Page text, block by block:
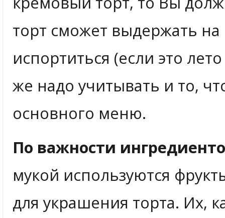
торт сможет выдержать
испортиться (если это
же надо учитывать и то,
основного меню.
По важности
мукой используются
для украшения торта. Их,